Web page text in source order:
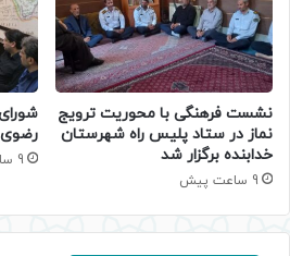
نشست فرهنگی با محوریت ترویج
نماز در ستاد پلیس راه شهرستان
خدابنده برگزار شد
9 ساعت پیش
رضوی
9 ساعت پیش